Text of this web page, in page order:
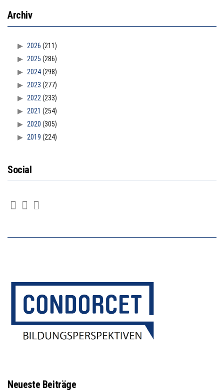
Archiv
2026 (211)
2025 (286)
2024(298)
2023 (277)
2022 (233)
2021 (254)
2020 (305)
2019 (224)
Social
Neueste Beiträge